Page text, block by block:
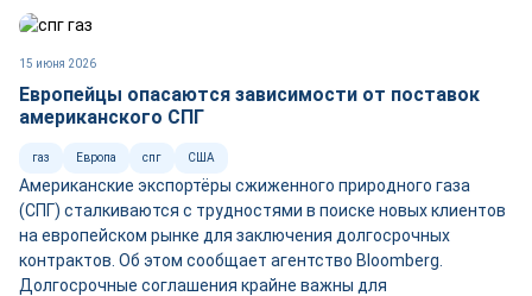
15 июня 2026
Европейцы опасаются зависимости от поставок
американского СПГ
газ Европа спг США
Американские экспортёры сжиженного природного газа
(СПГ) сталкиваются с трудностями в поиске новых клиентов
на европейском рынке для заключения долгосрочных
контрактов. Об этом сообщает агентство Bloomberg.
Долгосрочные соглашения крайне важны для